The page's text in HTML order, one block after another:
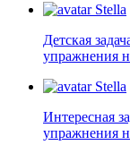
Stella
Детская
упражнения
Stella
Интересная
упражнения